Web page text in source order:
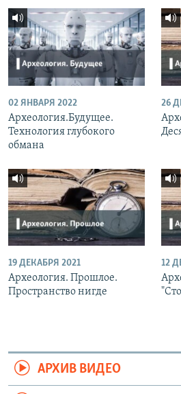
02 ЯНВАРЯ 2022
Археология.Будущее.
Технология глубокого
обмана
26
19 ДЕКАБРЯ 2021
Археология. Прошлое.
Пространство нигде
12
АРХИВ ВИДЕО